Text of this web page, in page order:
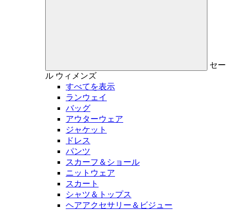
セー
ル ウィメンズ
すべてを表示
ランウェイ
バッグ
アウターウェア
ジャケット
ドレス
パンツ
スカーフ＆ショール
ニットウェア
スカート
シャツ＆トップス
ヘアアクセサリー＆ビジュー